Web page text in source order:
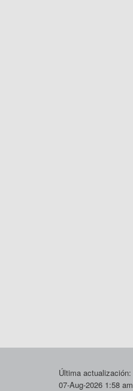
Última actualización:
07-Aug-2026 1:58 am